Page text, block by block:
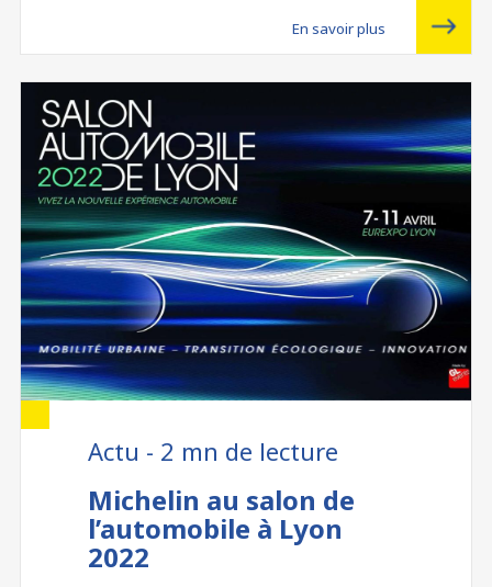
En savoir plus
Actu - 2 mn de lecture
Michelin au salon de
l’automobile à Lyon
2022